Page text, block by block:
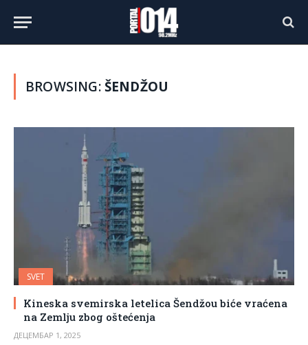
BROWSING:ŠENDŽOU
SVET
Kineska svemirska letelica Šendžou biće vraćena
na Zemlju zbog oštećenja
ДЕЦЕМБАР 1, 2025